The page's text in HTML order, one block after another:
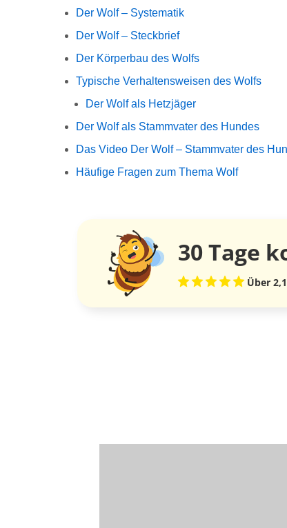
Der Wolf – Systematik
Der Wolf – Steckbrief
Der Körperbau des Wolfs
Typische Verhaltensweisen des Wolfs
Der Wolf als Hetzjäger
Der Wolf als Stammvater des Hundes
Das Video Der Wolf – Stammvater des
Häufige Fragen zum Thema Wolf
30 Tage
Über